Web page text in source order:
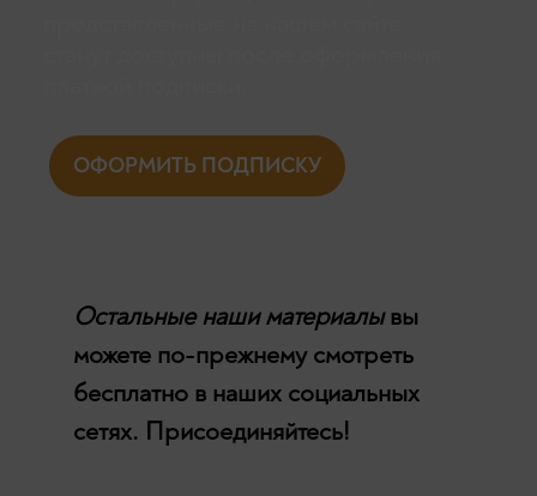
ОФОРМИТЬ ПОДПИСКУ
Остальные наши материалывы
можете по-прежнему смотреть
бесплатно в наших социальных
сетях. Присоединяйтесь!